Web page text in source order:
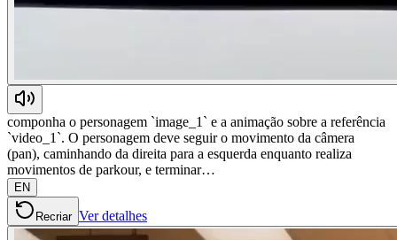
componha o personagem `image_1` e a animação sobre a referência
`video_1`. O personagem deve seguir o movimento da câmera
(pan), caminhando da direita para a esquerda enquanto realiza
movimentos de parkour, e terminar…
EN
Recriar Ver detalhes